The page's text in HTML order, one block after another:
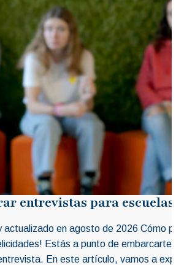
entrevistas para escuelas
actualizado en agosto de 2026 Cómo
Estás a punto de embarcarte
En este artículo, vamos a